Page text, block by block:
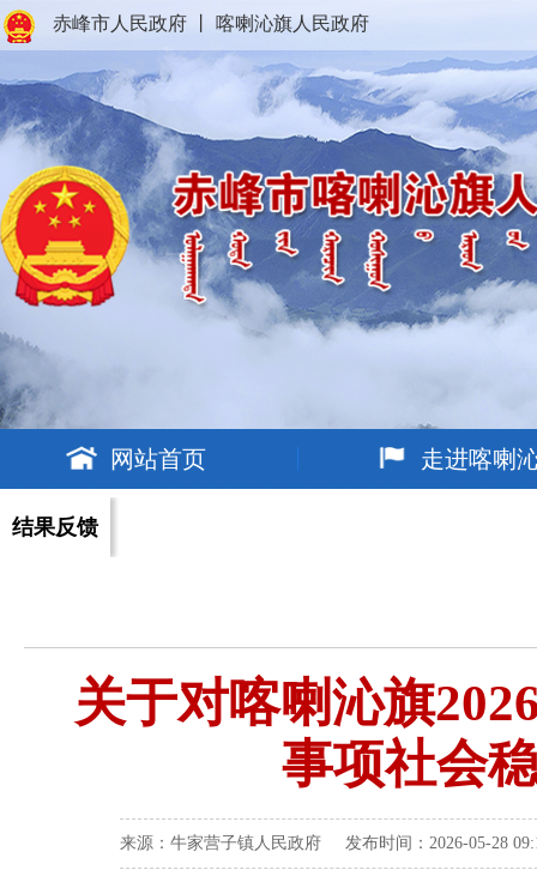
赤峰市人民政府 喀喇沁旗人民政府
网站首页 走进喀喇
结果反馈
关于对喀喇沁旗
事项社会
来源：牛家营子镇人民政府 发布时间：2026-05-28